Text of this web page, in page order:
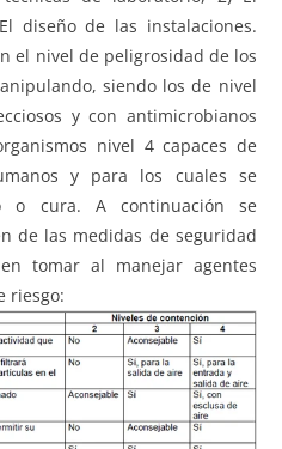
diseño de las instalaciones.
el nivel de peligrosidad de los
siendo los de nivel
y con antimicrobianos
nivel 4 capaces de
y para los cuales se
o cura. A continuación se
de las medidas de seguridad
tomar al manejar agentes
riesgo: